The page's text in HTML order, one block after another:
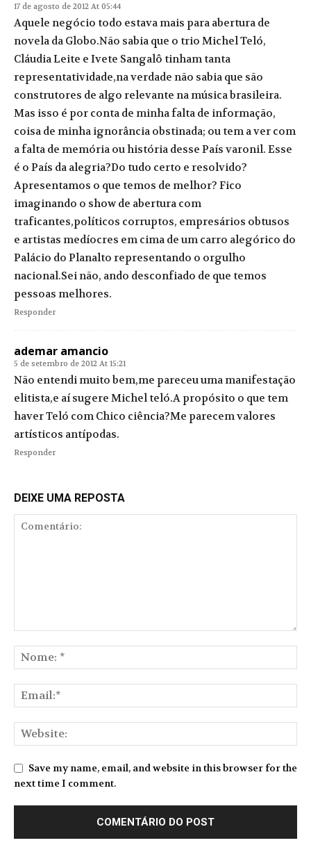
17 de agosto de 2012 At 05:44
Aquele negócio todo estava mais para abertura de
novela da Globo.Não sabia que o trio Michel Teló,
Cláudia Leite e Ivete Sangalô tinham tanta
representatividade,na verdade não sabia que são
construtores de algo relevante na música brasileira.
Mas isso é por conta de minha falta de informação,
coisa de minha ignorância obstinada; ou tem a ver com
a falta de memória ou história desse País varonil. Esse
é o País da alegria?Do tudo certo e resolvido?
Apresentamos o que temos de melhor? Fico
imaginando o show de abertura com
traficantes,políticos corruptos, empresários obtusos
e artistas medíocres em cima de um carro alegórico do
Palácio do Planalto representando o orgulho
nacional.Sei não, ando desconfiado de que temos
pessoas melhores.
Responder
ademar amancio
5 de setembro de 2012 At 15:21
Não entendi muito bem,me pareceu uma manifestação
elitista,e aí sugere Michel teló.A propósito o que tem
haver Teló com Chico ciência?Me parecem valores
artísticos antípodas.
Responder
DEIXE UMA REPOSTA
Save my name, email, and website in this browser for the
next time I comment.